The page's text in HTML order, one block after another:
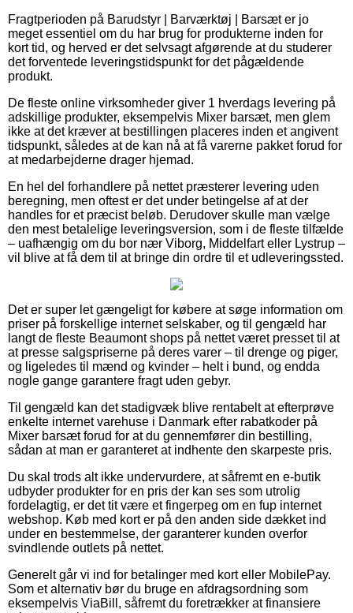
Fragtperioden på Barudstyr | Barværktøj | Barsæt er jo
meget essentiel om du har brug for produkterne inden for
kort tid, og herved er det selvsagt afgørende at du studerer
det forventede leveringstidspunkt for det pågældende
produkt.
De fleste online virksomheder giver 1 hverdags levering på
adskillige produkter, eksempelvis Mixer barsæt, men glem
ikke at det kræver at bestillingen placeres inden et angivent
tidspunkt, således at de kan nå at få varerne pakket forud for
at medarbejderne drager hjemad.
En hel del forhandlere på nettet præsterer levering uden
beregning, men oftest er det under betingelse af at der
handles for et præcist beløb. Derudover skulle man vælge
den mest betalelige leveringsversion, som i de fleste tilfælde
– uafhængig om du bor nær Viborg, Middelfart eller Lystrup –
vil blive at få dem til at bringe din ordre til et udleveringssted.
Det er super let gængeligt for købere at søge information om
priser på forskellige internet selskaber, og til gengæld har
langt de fleste Beaumont shops på nettet været presset til at
at presse salgspriserne på deres varer – til drenge og piger,
og ligeledes til mænd og kvinder – helt i bund, og endda
nogle gange garantere fragt uden gebyr.
Til gengæld kan det stadigvæk blive rentabelt at efterprøve
enkelte internet varehuse i Danmark efter rabatkoder på
Mixer barsæt forud for at du gennemfører din bestilling,
sådan at man er garanteret at indhente den skarpeste pris.
Du skal trods alt ikke undervurdere, at såfremt en e-butik
udbyder produkter for en pris der kan ses som utrolig
fordelagtig, er det tit være et fingerpeg om en fup internet
webshop. Køb med kort er på den anden side dækket ind
under en bestemmelse, der garanterer kunden overfor
svindlende outlets på nettet.
Generelt går vi ind for betalinger med kort eller MobilePay.
Som et alternativ bør du bruge en afdragsordning som
eksempelvis ViaBill, såfremt du foretrækker at finansiere